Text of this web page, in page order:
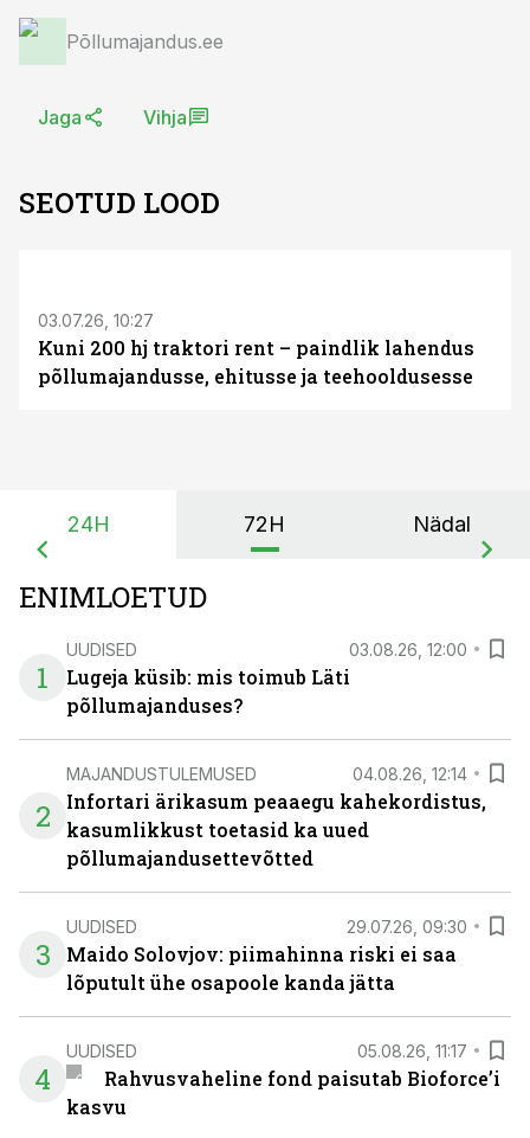
Põllumajandus.ee
Jaga Vihja
SEOTUD LOOD
03.07.26, 10:27
Kuni 200 hj traktori rent – paindlik lahendus
põllumajandusse, ehitusse ja teehooldusesse
24H 72H Nädal
ENIMLOETUD
1
UUDISED 03.08.26, 12:00
Lugeja küsib: mis toimub Läti
põllumajanduses?
2
MAJANDUSTULEMUSED 04.08.26, 12:14
Infortari ärikasum peaaegu kahekordistus,
kasumlikkust toetasid ka uued
põllumajandusettevõtted
3
UUDISED 29.07.26, 09:30
Maido Solovjov: piimahinna riski ei saa
lõputult ühe osapoole kanda jätta
4
UUDISED 05.08.26, 11:17
Rahvusvaheline fond paisutab Bioforce’i
kasvu